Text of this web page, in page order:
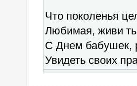
Что поколенья
Любимая, живи
С Днем бабушек,
Увидеть своих